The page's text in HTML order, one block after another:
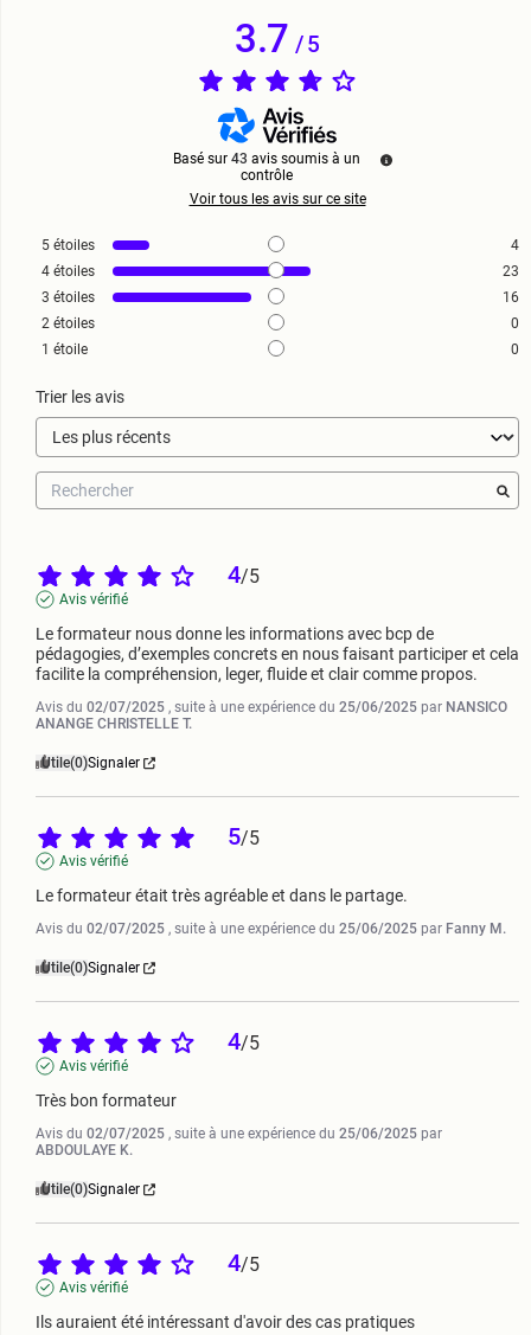
3.7/5
Basé sur 43 avis soumis à un
contrôle
Voir tous les avis sur ce site
5 étoiles
4
4 étoiles
23
3 étoiles
16
2 étoiles
0
1 étoile 0
Trier les avis
4/5
Avis vérifié
Le formateur nous donne les informations avec bcp de
pédagogies, d’exemples concrets en nous faisant participer et cela
facilite la compréhension, leger, fluide et clair comme propos.
Avis du 02/07/2025 , suite à une expérience du 25/06/2025 par NANSICO
ANANGE CHRISTELLE T.
Utile(0)Signaler
5/5
Avis vérifié
Le formateur était très agréable et dans le partage.
Avis du 02/07/2025 , suite à une expérience du 25/06/2025 par Fanny M.
Utile(0)Signaler
4/5
Avis vérifié
Très bon formateur
Avis du 02/07/2025 , suite à une expérience du 25/06/2025 par
ABDOULAYE K.
Utile(0)Signaler
4/5
Avis vérifié
Ils auraient été intéressant d'avoir des cas pratiques